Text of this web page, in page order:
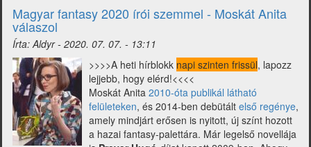
szemmel
-
Szélesi
Sándor
válaszol)
Magyar fantasy 2020 írói szemmel - Moskát Anita
válaszol
Írta:Aldyr- 2020. 07. 07. - 13:11
>>>>A heti hírblokk napi szinten frissül, lapozz
lejjebb, hogy elérd!<<<<
Moskát Anita 2010-óta publikál látható
felületeken, és 2014-ben debütált első regénye,
amely mindjárt erősen is nyitott, új színt hozott
a hazai fantasy-palettára. Már legelső novellája